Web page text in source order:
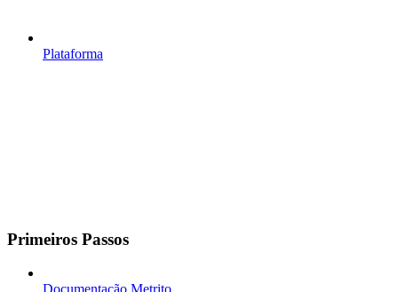
Plataforma
Primeiros Passos